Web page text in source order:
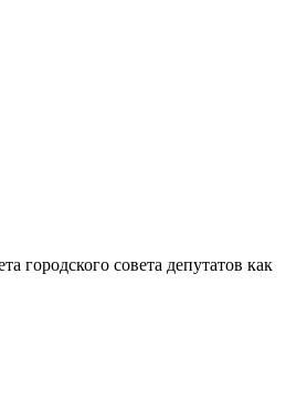
городского совета депутатов как